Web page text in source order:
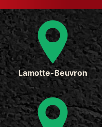
Lamotte-Beuvron